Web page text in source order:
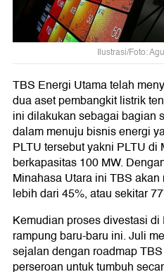
Ilustrasi/Foto:
TBS Energi Utama telah
dua aset pembangkit listrik
ini dilakukan sebagai bagian
dalam menuju bisnis energi
PLTU tersebut yakni PLTU di
berkapasitas 100 MW.
Minahasa Utara ini TBS
lebih dari 45%, atau sekitar
Kemudian proses divestasi
rampung baru-baru ini. Juli
sejalan dengan roadmap
perseroan untuk tumbuh